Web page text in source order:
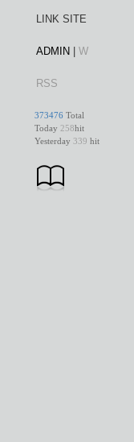
LINK SITE
ADMIN W
RSS
373476 Total
Today 258hit
Yesterday 339 hit